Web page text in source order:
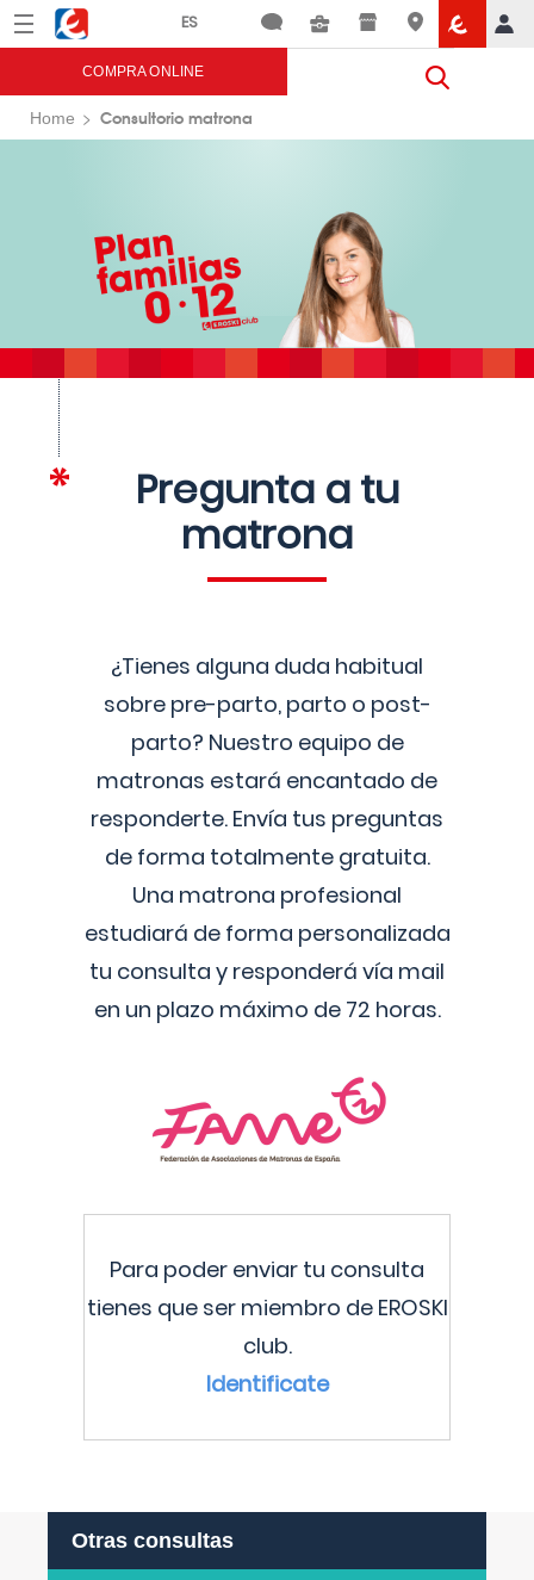
Menú Eroski
COMPRA ONLINE
Home Consultorio matrona
Pregunta a tu
matrona
¿Tienes alguna duda habitual
sobre pre-parto, parto o post-
parto? Nuestro equipo de
matronas estará encantado de
responderte. Envía tus preguntas
de forma totalmente gratuita.
Una matrona profesional
estudiará de forma personalizada
tu consulta y responderá vía mail
en un plazo máximo de 72 horas.
Para poder enviar tu consulta
tienes que ser miembro de EROSKI
club.
Identificate
Otras consultas